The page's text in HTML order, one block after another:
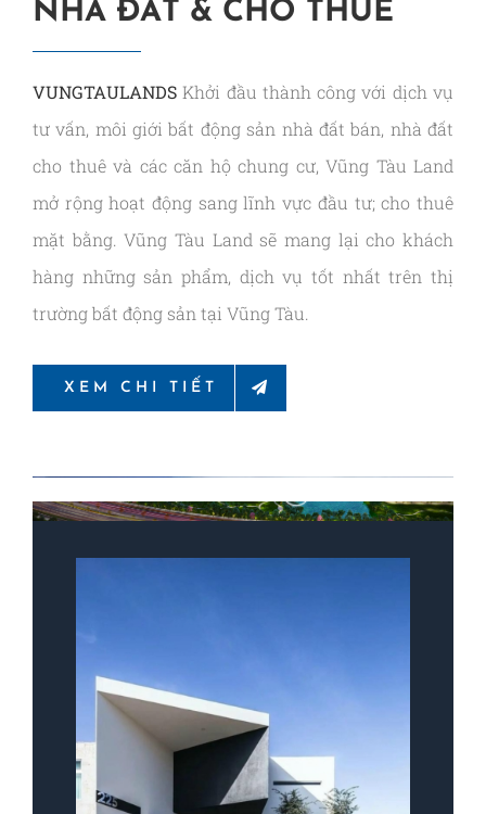
NHÀ ĐẤT & CHO THUÊ
VUNGTAULANDS Khởi đầu thành công với dịch vụ
tư vấn, môi giới bất động sản nhà đất bán, nhà đất
cho thuê và các căn hộ chung cư, Vũng Tàu Land
mở rộng hoạt động sang lĩnh vực đầu tư; cho thuê
mặt bằng. Vũng Tàu Land sẽ mang lại cho khách
hàng những sản phẩm, dịch vụ tốt nhất trên thị
trường bất động sản tại Vũng Tàu.
XEM CHI TIẾT